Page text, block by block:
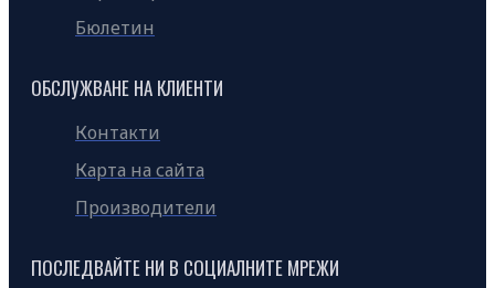
Бюлетин
ОБСЛУЖВАНЕ НА КЛИЕНТИ
Контакти
Карта на сайта
Производители
ПОСЛЕДВАЙТЕ НИ В СОЦИАЛНИТЕ МРЕЖИ